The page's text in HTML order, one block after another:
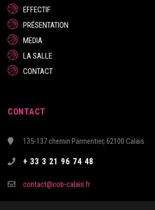
EFFECTIF
PRÉSENTATION
MEDIA
LA SALLE
CONTACT
CONTACT
135-137 chemin Parmentier, 62100 Calais
+ 33 3 21 96 74 48
contact@cob-calais.fr